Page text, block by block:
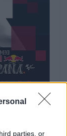
parties, or